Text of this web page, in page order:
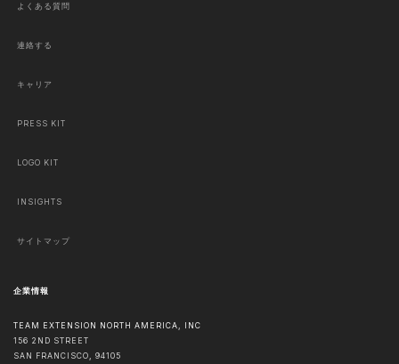
よくある質問
連絡する
キャリア
PRESS KIT
LOGO KIT
INSIGHTS
サイトマップ
企業情報
TEAM EXTENSION NORTH AMERICA, INC
156 2ND STREET
SAN FRANCISCO, 94105